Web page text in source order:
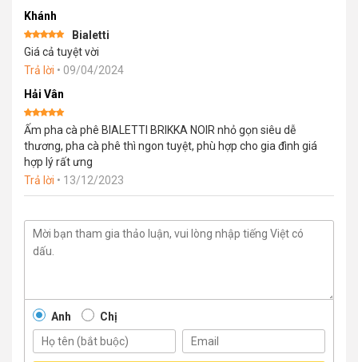
Khánh
Được xếp
hạng55
sao
Bialetti
Giá cả tuyệt vời
Trả lời • 09/04/2024
Hải Vân
Được xếp
hạng55
sao
Ấm pha cà phê BIALETTI BRIKKA NOIR nhỏ gọn siêu dễ
thương, pha cà phê thì ngon tuyệt, phù hợp cho gia đình giá
hợp lý rất ưng
Trả lời • 13/12/2023
Anh Chị